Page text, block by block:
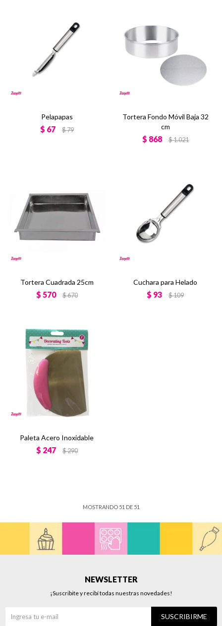
Pelapapas
$ 67 $79
Tortera Fondo Móvil Baja 32
cm
$ 868 $1.021
Tortera Cuadrada 25cm
$ 570 $670
Cuchara para Helado
$ 93 $109
Paleta Acero Inoxidable
$ 247 $290
MOSTRANDO 51 DE 51
NEWSLETTER
¡Suscribite y recibí todas nuestras novedades!
SUSCRIBIRME